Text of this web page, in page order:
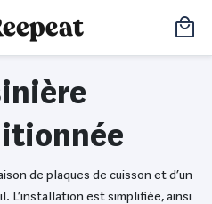
de plaques de cuisson et d’un
L’installation est simplifiée, ainsi